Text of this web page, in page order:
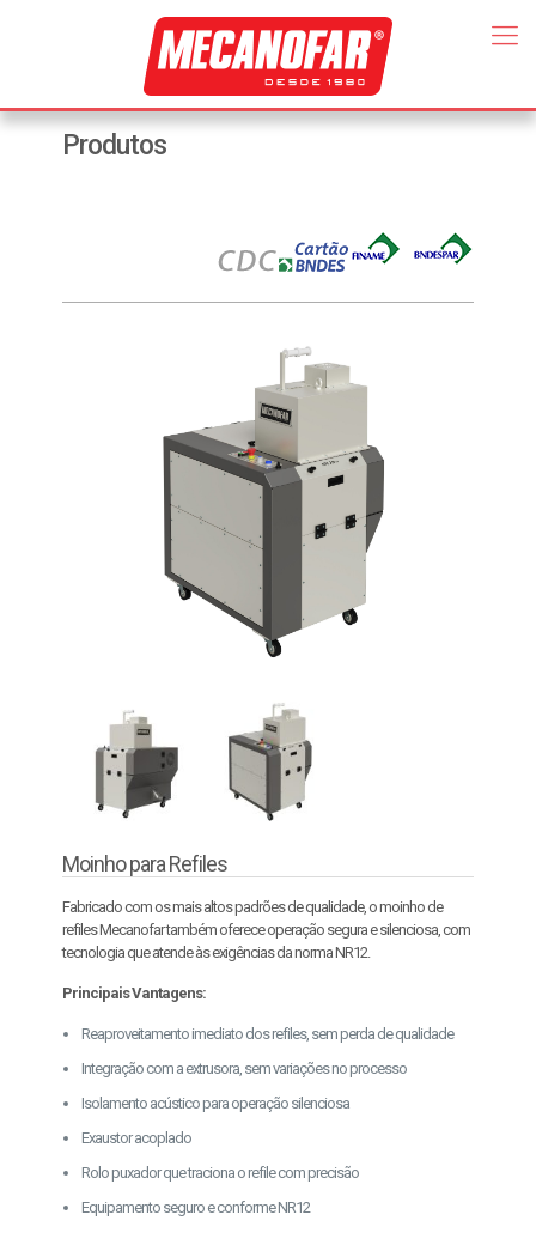
Produtos
Moinho para Refiles
Fabricado com os mais altos padrões de qualidade, o moinho de
refiles Mecanofar também oferece operação segura e silenciosa, com
tecnologia que atende às exigências da norma NR12.
Principais Vantagens:
Reaproveitamento imediato dos refiles, sem perda de qualidade
Integração com a extrusora, sem variações no processo
Isolamento acústico para operação silenciosa
Exaustor acoplado
Rolo puxador que traciona o refile com precisão
Equipamento seguro e conforme NR12